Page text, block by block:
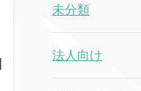
未分類
法人向け